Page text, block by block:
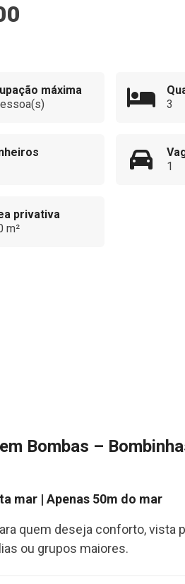
máxima
3
1
privativa
m²
Bombas –
mar | Apenas 50m do mar
quem deseja conforto, vista
ou grupos maiores.